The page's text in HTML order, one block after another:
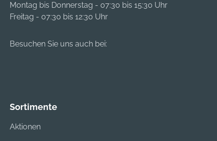
Montag bis Donnerstag - 07:30 bis 15:30 Uhr
Freitag - 07:30 bis 12:30 Uhr
Besuchen Sie uns auch bei:
Sortimente
Aktionen